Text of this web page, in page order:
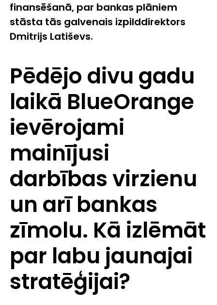
finansēšanā, par bankas plāniem
stāsta tās galvenais izpilddirektors
Dmitrijs Latiševs.
Pēdējo divu gadu
laikā BlueOrange
ievērojami
mainījusi
darbības virzienu
un arī bankas
zīmolu. Kā izlēmāt
par labu jaunajai
stratēģijai?